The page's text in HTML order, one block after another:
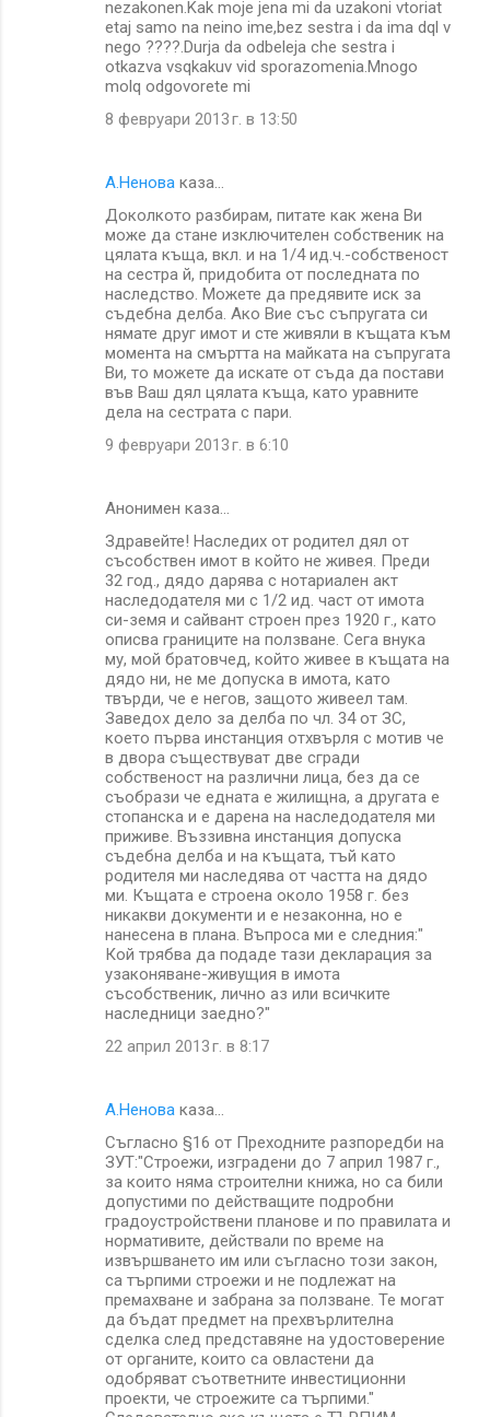
nezakonen.Kak moje jena mi da uzakoni vtoriat
etaj samo na neino ime,bez sestra i da ima dql v
nego ????.Durja da odbeleja che sestra i
otkazva vsqkakuv vid sporazomenia.Mnogo
molq odgovorete mi
8 февруари 2013 г. в 13:50
A.Ненова каза…
Доколкото разбирам, питате как жена Ви
може да стане изключителен собственик на
цялата къща, вкл. и на 1/4 ид.ч.-собственост
на сестра й, придобита от последната по
наследство. Можете да предявите иск за
съдебна делба. Ако Вие със съпругата си
нямате друг имот и сте живяли в къщата към
момента на смъртта на майката на съпругата
Ви, то можете да искате от съда да постави
във Ваш дял цялата къща, като уравните
дела на сестрата с пари.
9 февруари 2013 г. в 6:10
Анонимен каза…
Здравейте! Наследих от родител дял от
съсобствен имот в който не живея. Преди
32 год., дядо дарява с нотариален акт
наследодателя ми с 1/2 ид. част от имота
си-земя и сайвант строен през 1920 г., като
описва границите на ползване. Сега внука
му, мой братовчед, който живее в къщата на
дядо ни, не ме допуска в имота, като
твърди, че е негов, защото живеел там.
Заведох дело за делба по чл. 34 от ЗС,
което първа инстанция отхвърля с мотив че
в двора съществуват две сгради
собственост на различни лица, без да се
съобрази че едната е жилищна, а другата е
стопанска и е дарена на наследодателя ми
приживе. Въззивна инстанция допуска
съдебна делба и на къщата, тъй като
родителя ми наследява от частта на дядо
ми. Къщата е строена около 1958 г. без
никакви документи и е незаконна, но е
нанесена в плана. Въпроса ми е следния:"
Кой трябва да подаде тази декларация за
узаконяване-живущия в имота
съсобственик, лично аз или всичките
наследници заедно?"
22 април 2013 г. в 8:17
А.Ненова каза…
Съгласно §16 от Преходните разпоредби на
ЗУТ:"Строежи, изградени до 7 април 1987 г.,
за които няма строителни книжа, но са били
допустими по действащите подробни
градоустройствени планове и по правилата и
нормативите, действали по време на
извършването им или съгласно този закон,
са търпими строежи и не подлежат на
премахване и забрана за ползване. Те могат
да бъдат предмет на прехвърлителна
сделка след представяне на удостоверение
от органите, които са овластени да
одобряват съответните инвестиционни
проекти, че строежите са търпими."